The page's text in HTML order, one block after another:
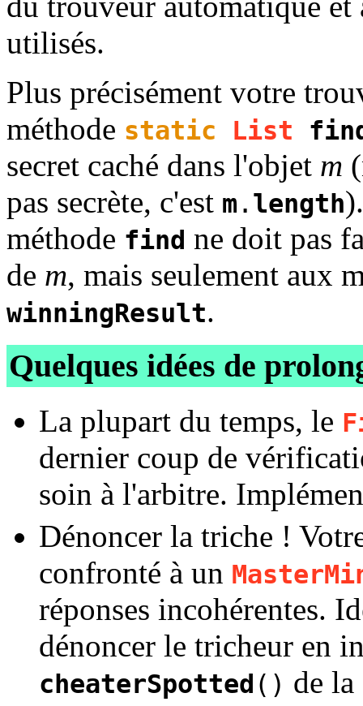
utilisés.
Plus précisément votre
méthode static List
secret caché dans l'objet m
pas secrète, c'est m . length
méthode find ne doit pas
de m, mais seulement aux
winningResult.
Quelques idées de
La plupart du temps, le
dernier coup de
soin à l'arbitre.
Dénoncer la triche !
confronté à un
réponses incohérentes.
dénoncer le tricheur en
cheaterSpotted () de